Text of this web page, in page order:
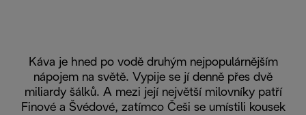
Káva je hned po vodě druhým nejpopulárnějším
nápojem na světě. Vypije se jí denně přes dvě
miliardy šálků. A mezi její největší milovníky patří
Finové a Švédové, zatímco Češi se umístili kousek